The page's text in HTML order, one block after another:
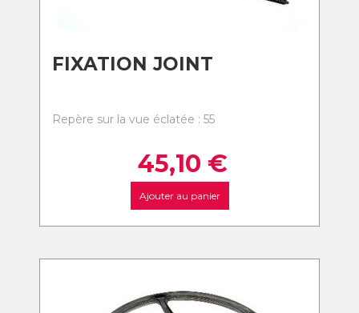
FIXATION JOINT
Repère sur la vue éclatée : 55
45,10 €
Ajouter au panier